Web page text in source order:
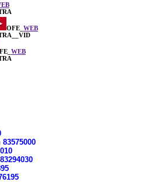
OFE_ WEB
WEB
83575000
83294030